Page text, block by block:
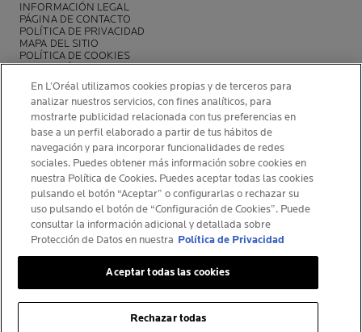
INFORMACIÓN LEGAL
PÁGINA DE CONTACTO
POLÍTICA DE PRIVACIDAD
MAPA DEL SITIO
POLÍTICA DE COOKIES
FUNDACIÓN LA ROCHE-POSAY
CENTRO DE CONFIGURACIÓN DE COOKIES
ANALIZA TU PIEL CON SPOTSCAN+
POLÍTICA DE OPINIONES Y RESEÑAS
NEWSLETTER
INFORMACIÓN DEL FABRICANTE
COSMETIQUE ACTIVE INTERNATIONAL
La Roche-Posay Laboratoire Dermatologique CAI
larocheposay@es.oaccare.com
En L’Oréal utilizamos cookies propias y de terceros para
analizar nuestros servicios, con fines analíticos, para
mostrarte publicidad relacionada con tus preferencias en
base a un perfil elaborado a partir de tus hábitos de
navegación y para incorporar funcionalidades de redes
sociales. Puedes obtener más información sobre cookies en
nuestra Política de Cookies. Puedes aceptar todas las cookies
pulsando el botón “Aceptar” o configurarlas o rechazar su
uso pulsando el botón de “Configuración de Cookies”. Puede
consultar la información adicional y detallada sobre
Protección de Datos en nuestra Política de Privacidad
Rechazar todas
Aceptar todas las cookies